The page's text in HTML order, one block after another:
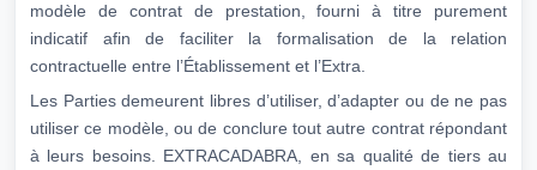
modèle de contrat de prestation, fourni à titre purement
indicatif afin de faciliter la formalisation de la relation
contractuelle entre l’Établissement et l’Extra.
Les Parties demeurent libres d’utiliser, d’adapter ou de ne pas
utiliser ce modèle, ou de conclure tout autre contrat répondant
à leurs besoins. EXTRACADABRA, en sa qualité de tiers au